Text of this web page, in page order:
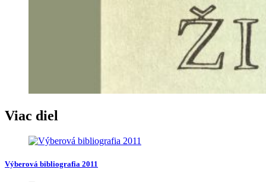
Viac diel
Výberová bibliografia 2011